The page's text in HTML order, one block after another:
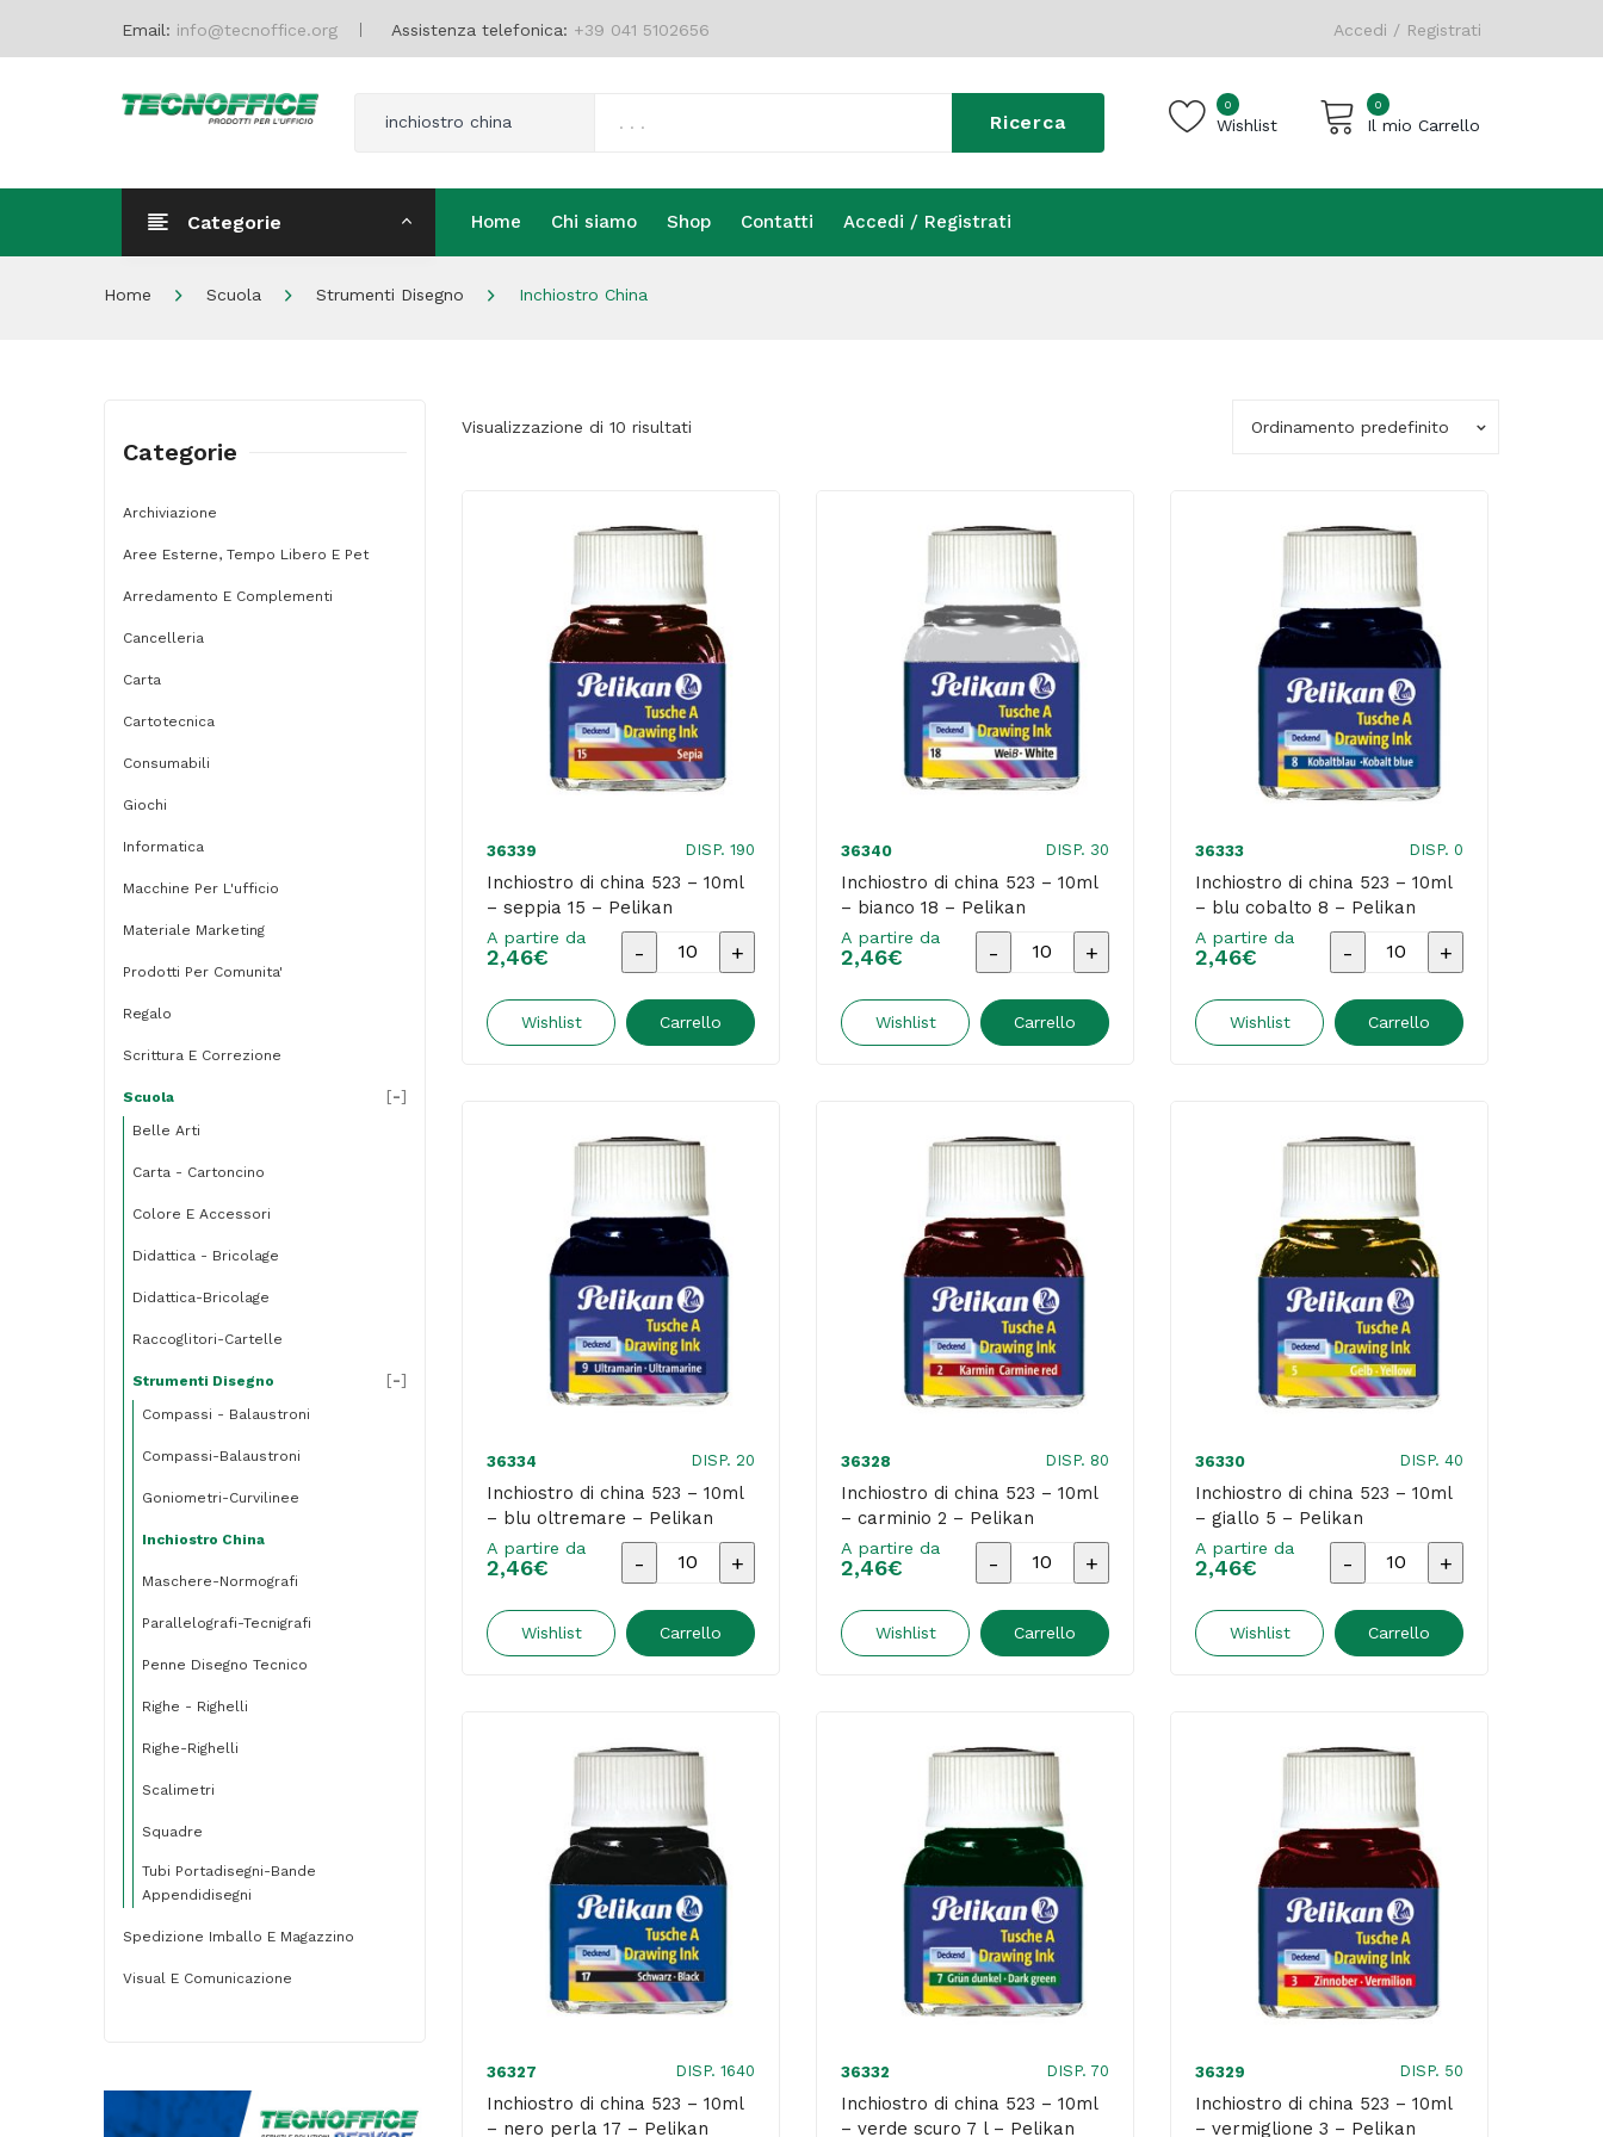
Email: info@tecnoffice.org Assistenza telefonica: +39 041 5102656 Accedi / Registrati
inchiostro china Ricerca
0
Wishlist
0
Il mio Carrello
Categorie Home Chi siamo Shop Contatti Accedi / Registrati
Home Chi siamo
Home Scuola Strumenti Disegno Inchiostro China
Visualizzazione di 10 risultati Ordinamento predefinito
36339 DISP. 190
Inchiostro di china 523 – 10ml
– seppia 15 – Pelikan
A partire da
2,46€
Inchiostro
china
seppia
15
-
Pelikan
quantità
Wishlist Carrello
36340 DISP. 30
Inchiostro di china 523 – 10ml
– bianco 18 – Pelikan
A partire da
2,46€
Inchiostro
china
bianco
18
-
Pelikan
quantità
Wishlist Carrello
36333 DISP. 0
Inchiostro di china 523 – 10ml
– blu cobalto 8 – Pelikan
A partire da
2,46€
Inchiostro
china
cobalto
8
-
Pelikan
quantità
Wishlist Carrello
36334 DISP. 20
Inchiostro di china 523 – 10ml
– blu oltremare – Pelikan
A partire da
2,46€
Inchiostro
china
oltremare
-
Pelikan
quantità
Wishlist Carrello
36328 DISP. 80
Inchiostro di china 523 – 10ml
– carminio 2 – Pelikan
A partire da
2,46€
Inchiostro
china
carminio
2
-
Pelikan
quantità
Wishlist Carrello
36330 DISP. 40
Inchiostro di china 523 – 10ml
– giallo 5 – Pelikan
A partire da
2,46€
Inchiostro
china
giallo
5
-
Pelikan
quantità
Wishlist Carrello
36327 DISP. 1640
Inchiostro di china 523 – 10ml
– nero perla 17 – Pelikan
36332 DISP. 70
Inchiostro di china 523 – 10ml
– verde scuro 7 l – Pelikan
36329 DISP. 50
Inchiostro di china 523 – 10ml
– vermiglione 3 – Pelikan
Categorie
Archiviazione
Aree Esterne, Tempo Libero E Pet
Arredamento E Complementi
Cancelleria
Carta
Cartotecnica
Consumabili
Giochi
Informatica
Macchine Per L'ufficio
Materiale Marketing
Prodotti Per Comunita'
Regalo
Scrittura E Correzione
Scuola
Belle Arti
Carta - Cartoncino
Colore E Accessori
Didattica - Bricolage
Didattica-Bricolage
Raccoglitori-Cartelle
Strumenti Disegno
Compassi - Balaustroni
Compassi-Balaustroni
Goniometri-Curvilinee
Inchiostro China
Maschere-Normografi
Parallelografi-Tecnigrafi
Penne Disegno Tecnico
Righe - Righelli
Righe-Righelli
Scalimetri
Squadre
Tubi Portadisegni-Bande
Appendidisegni
[-]
[-]
Spedizione Imballo E Magazzino
Visual E Comunicazione